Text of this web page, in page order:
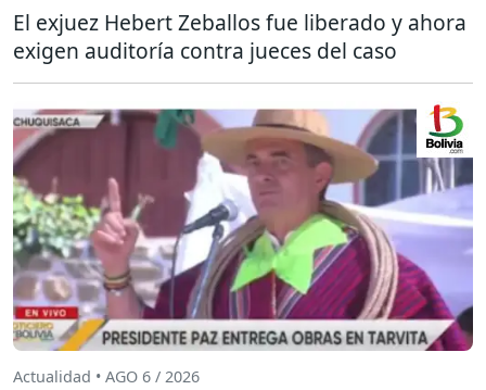
El exjuez Hebert Zeballos fue liberado y ahora
exigen auditoría contra jueces del caso
Actualidad • AGO 6 / 2026